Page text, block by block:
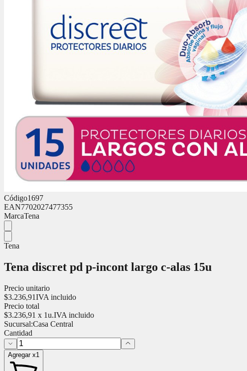
Código1697
EAN7702027477355
MarcaTena
Tena
Tena discret pd p-incont largo c-alas 15u
Precio unitario
$3.236,91IVA incluido
Precio total
$3.236,91 x 1u.IVA incluido
Sucursal:Casa Central
Cantidad
Agregar x1